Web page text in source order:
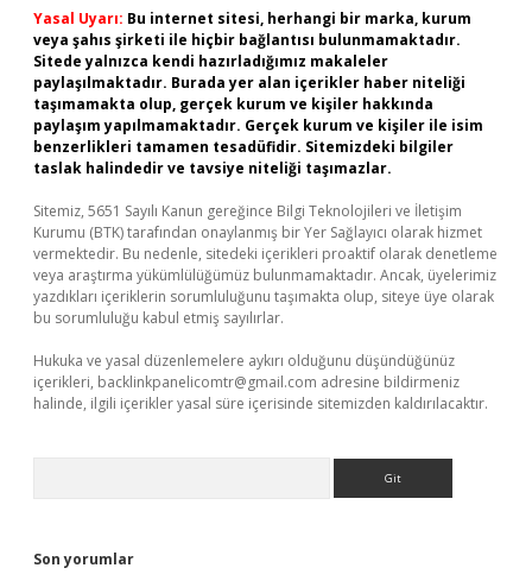
Yasal Uyarı: Bu internet sitesi, herhangi bir marka, kurum
veya şahıs şirketi ile hiçbir bağlantısı bulunmamaktadır.
Sitede yalnızca kendi hazırladığımız makaleler
paylaşılmaktadır. Burada yer alan içerikler haber niteliği
taşımamakta olup, gerçek kurum ve kişiler hakkında
paylaşım yapılmamaktadır. Gerçek kurum ve kişiler ile isim
benzerlikleri tamamen tesadüfidir. Sitemizdeki bilgiler
taslak halindedir ve tavsiye niteliği taşımazlar.
Sitemiz, 5651 Sayılı Kanun gereğince Bilgi Teknolojileri ve İletişim
Kurumu (BTK) tarafından onaylanmış bir Yer Sağlayıcı olarak hizmet
vermektedir. Bu nedenle, sitedeki içerikleri proaktif olarak denetleme
veya araştırma yükümlülüğümüz bulunmamaktadır. Ancak, üyelerimiz
yazdıkları içeriklerin sorumluluğunu taşımakta olup, siteye üye olarak
bu sorumluluğu kabul etmiş sayılırlar.
Hukuka ve yasal düzenlemelere aykırı olduğunu düşündüğünüz
içerikleri, backlinkpanelicomtr@gmail.com adresine bildirmeniz
halinde, ilgili içerikler yasal süre içerisinde sitemizden kaldırılacaktır.
Son yorumlar